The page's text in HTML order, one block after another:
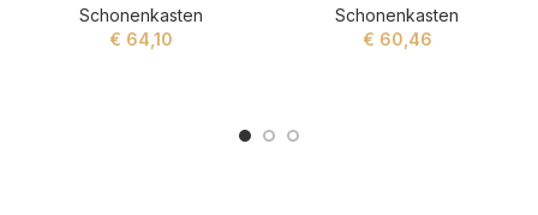
Schonenkasten
€ 64,10
Schonenkasten
€ 60,46